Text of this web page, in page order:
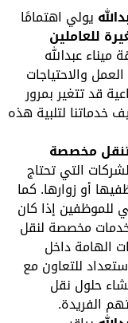
يولي اهتمامًا
عبدالله
والاحتياجات
تتغير بمرور
لتلبية هذه
مخصصة
التي تحتاج
أو زوارها. كما
إذا كان
مخصصة لنقل
داخل
للتعاون مع
حلول نقل